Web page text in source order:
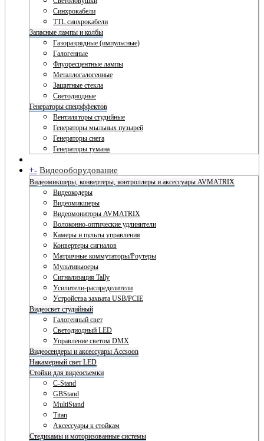
Синхрокабели
TTL синхрокабели
Запасные лампы и колбы
Газоразрядные (импульсные)
Галогенные
Флуоресцентные лампы
Металлогалогенные
Защитные стекла
Светодиодные
Генераторы спецэффектов
Вентиляторы студийные
Генераторы мыльных пузырей
Генераторы снега
Генераторы тумана
+- Видеооборудование
Видеомикшеры, конвертеры, контроллеры и аксессуары AVMATRIX
Видеокодеры
Видеомикшеры
Видеомониторы AVMATRIX
Волоконно-оптические удлинители
Камеры и пульты управления
Конвертеры сигналов
Матричные коммутаторы/Роутеры
Мультивьюеры
Сигнализация Tally
Усилители-распределители
Устройства захвата USB/PCIE
Видеосвет студийный
Галогенный свет
Светодиодный LED
Управление светом DMX
Видеосендеры и аксессуары Accsoon
Накамерный свет LED
Стойки для видеосъемки
C-Stand
GBStand
MultiStand
Titan
Аксессуары к стойкам
Стедикамы и моторизованные системы